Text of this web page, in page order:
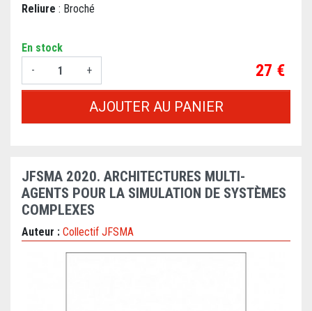
Reliure : Broché
En stock
-
+ Prix
27 €
AJOUTER AU PANIER
JFSMA 2020. ARCHITECTURES MULTI-
AGENTS POUR LA SIMULATION DE SYSTÈMES
COMPLEXES
Auteur : Collectif JFSMA